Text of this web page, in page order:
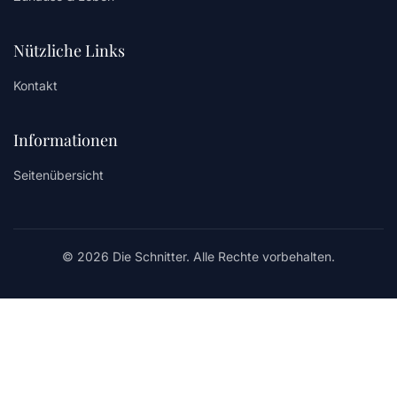
Nützliche Links
Kontakt
Informationen
Seitenübersicht
© 2026 Die Schnitter. Alle Rechte vorbehalten.